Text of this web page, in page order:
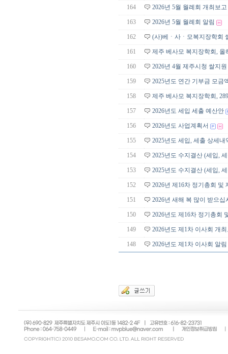
164 2026년 5월 월례회 개최보고
163 2026년 5월 월례회 알림
162 (사)베ㆍ사ㆍ모복지장학회
161 제주 베사모 복지장학회,
160 2026년 4월 제주시청 쌀지원
159 2025년도 연간 기부금 모
158 제주 베사모 복지장학회,
157 2026년도 세입 세출 예산안
156 2026년도 사업계획서
155 2025년도 세입, 세출 상세내
154 2025년도 수지결산 (세입,
153 2025년도 수지결산 (세입,
152 2026년 제16차 정기총회
151 2026년 새해 복 많이 받으십
150 2026년도 제16차 정기총회
149 2026년도 제1차 이사회 개
148 2026년도 제1차 이사회 알림